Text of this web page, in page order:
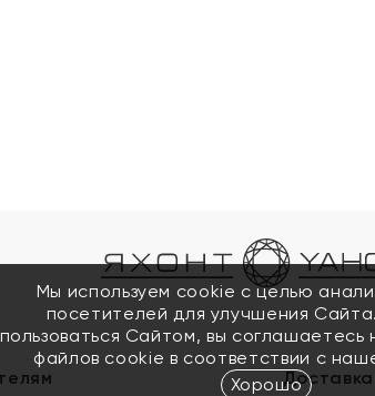
Мы используем cookie с целью
посетителей для улучшения
пользоваться Сайтом, вы соглашаетесь
файлов cookie в соответствии с
Хорошо